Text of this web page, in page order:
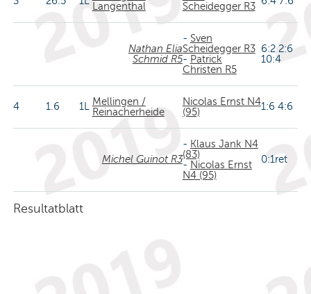
Langenthal
Scheidegger R3
Nathan Elia
Schmid R5
- Sven
Scheidegger R3
- Patrick
Christen R5
6:2 2:6
10:4
4 1.6 1LMellingen /
Reinacherheide
Nicolas Ernst N4
(95)
1:6 4:6
Michel Guinot R3
- Klaus Jank N4
(83)
- Nicolas Ernst
N4 (95)
0:1ret
Resultatblatt